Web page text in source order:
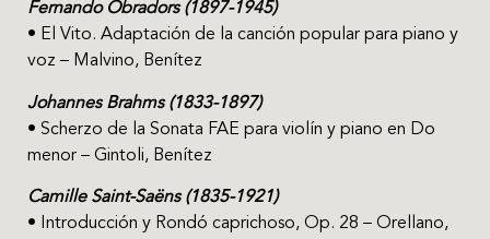
Fernando Obradors (1897-1945)
• El Vito. Adaptación de la canción popular para piano y
voz – Malvino, Benítez
Johannes Brahms (1833-1897)
• Scherzo de la Sonata FAE para violín y piano en Do
menor – Gintoli, Benítez
Camille Saint-Saëns (1835-1921)
• Introducción y Rondó caprichoso, Op. 28 – Orellano,